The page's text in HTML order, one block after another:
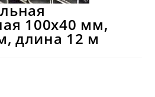
100х40 мм,
длина 12 м